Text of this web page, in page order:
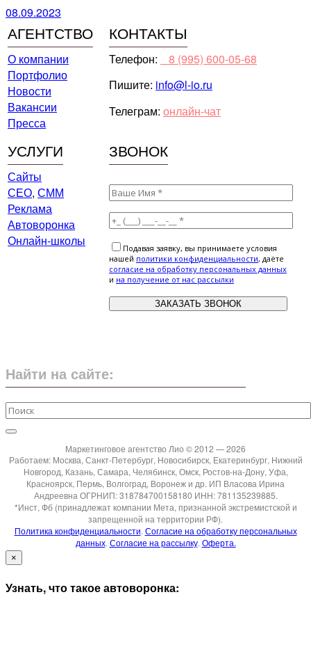
08.09.2023
АГЕНТСТВО КОНТАКТЫ
О компании
Портфолио
Новости
Вакансии
Пресса
Телефон:
⠀8 (995) 600-05-68
Пишите: info@l-io.ru
Телеграм: онлайн-чат
УСЛУГИ ЗВОНОК
Сайты
СЕО, СММ
Реклама
Автоворонка
Онлайн-школы
Подавая заявку, вы принимаете условия
нашей политики конфиденциальности, даёте
cогласие на обработку персональных данных
и на получение от нас рассылки
Найти на сайте:
Маркетинговое агентство Лио © 2012 — 2026
Работаем: Москва, Санкт-Петербург, Новосибирск, Екатеринбург, Нижний
Новгород, Казань, Самара, Челябинск, Омск, Ростов-на-Дону, Уфа,
Красноярск, Пермь, Волгоград, Воронеж и др. ИП Власова Ирина
Андреевна ОГРНИП: 318784700158180 ИНН: 781135239885.
*Инст, Фб (принадлежат компании Мета, признанной экстремистской и
запрещенной на территории РФ).
Политика конфиденциальности. Согласие на обработку персональных
данных. Согласие на рассылку. Оферта.
×
Узнать, что такое автоворонка: